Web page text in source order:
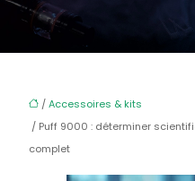
/Accessoires & kits
/ Puff 9000 : déterminer
complet